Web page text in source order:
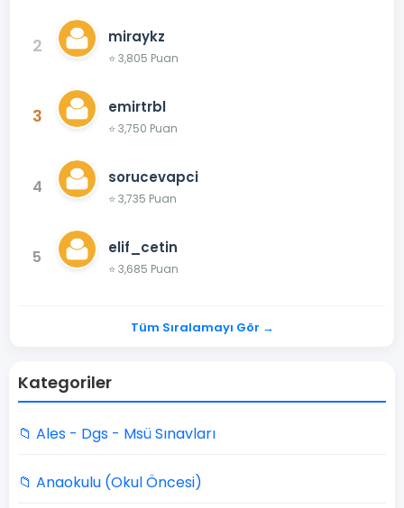
2 miraykz
⭐ 3,805 Puan
3 emirtrbl
⭐ 3,750 Puan
4 sorucevapci
⭐ 3,735 Puan
5 elif_cetin
⭐ 3,685 Puan
Tüm Sıralamayı Gör →
Kategoriler
📁 Ales - Dgs - Msü Sınavları
📁 Anaokulu (Okul Öncesi)